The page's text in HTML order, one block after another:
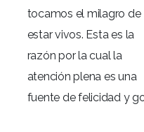
tocamos el milagro de
estar vivos. Esta es la
razón por la cual la
atención plena es una
fuente de felicidad y